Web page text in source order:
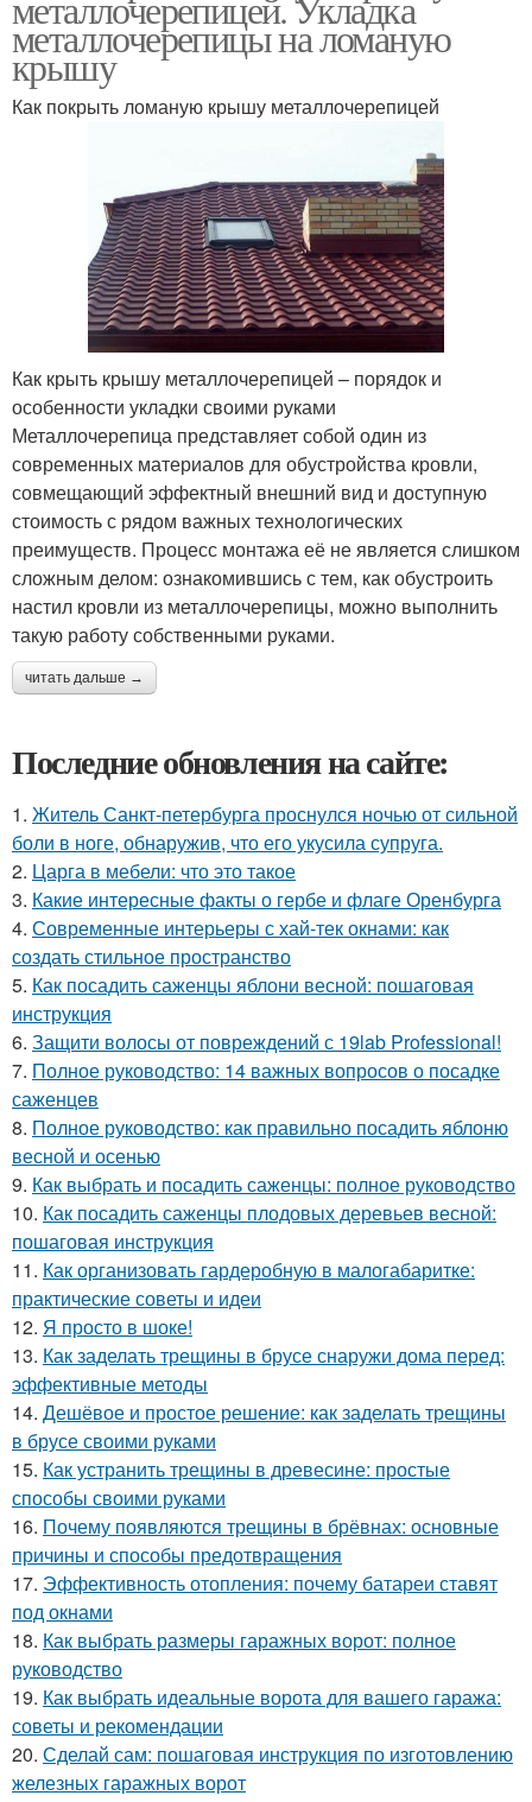
металлочерепицы на ломаную
крышу
Как покрыть ломаную крышу металлочерепицей
Как крыть крышу металлочерепицей – порядок и
особенности укладки своими руками
Металлочерепица представляет собой один из
современных материалов для обустройства кровли,
совмещающий эффектный внешний вид и доступную
стоимость с рядом важных технологических
преимуществ. Процесс монтажа её не является слишком
сложным делом: ознакомившись с тем, как обустроить
настил кровли из металлочерепицы, можно выполнить
такую работу собственными руками.
читать дальше →
Последние обновления на сайте:
1. Житель Санкт-петербурга проснулся ночью от сильной
боли в ноге, обнаружив, что его укусила супруга.
2. Царга в мебели: что это такое
3. Какие интересные факты о гербе и флаге Оренбурга
4. Современные интерьеры с хай-тек окнами: как
создать стильное пространство
5. Как посадить саженцы яблони весной: пошаговая
инструкция
6. Защити волосы от повреждений с 19lab Professional!
7. Полное руководство: 14 важных вопросов о посадке
саженцев
8. Полное руководство: как правильно посадить яблоню
весной и осенью
9. Как выбрать и посадить саженцы: полное руководство
10. Как посадить саженцы плодовых деревьев весной:
пошаговая инструкция
11. Как организовать гардеробную в малогабаритке:
практические советы и идеи
12. Я просто в шоке!
13. Как заделать трещины в брусе снаружи дома перед:
эффективные методы
14. Дешёвое и простое решение: как заделать трещины
в брусе своими руками
15. Как устранить трещины в древесине: простые
способы своими руками
16. Почему появляются трещины в брёвнах: основные
причины и способы предотвращения
17. Эффективность отопления: почему батареи ставят
под окнами
18. Как выбрать размеры гаражных ворот: полное
руководство
19. Как выбрать идеальные ворота для вашего гаража:
советы и рекомендации
20. Сделай сам: пошаговая инструкция по изготовлению
железных гаражных ворот